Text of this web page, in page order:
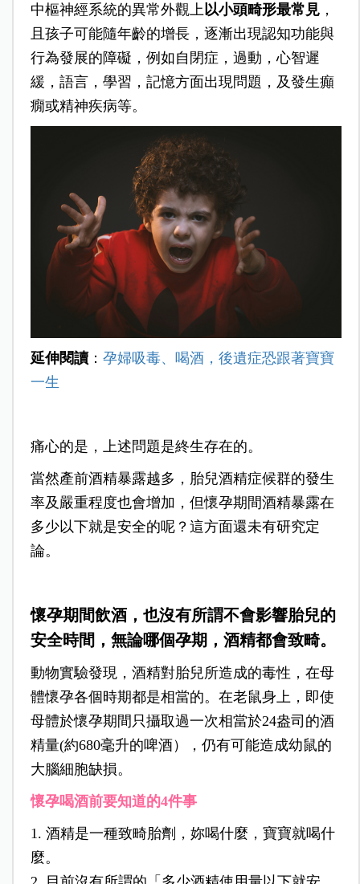
中樞神經系統的異常外觀上以小頭畸形最常見，
且孩子可能隨年齡的增長，逐漸出現認知功能與
行為發展的障礙，例如自閉症，過動，心智遲
緩，語言，學習，記憶方面出現問題，及發生癲
癇或精神疾病等。
延伸閱讀： 孕婦吸毒、喝酒，後遺症恐跟著寶寶
一生
痛心的是，上述問題是終生存在的。
當然產前酒精暴露越多，胎兒酒精症候群的發生
率及嚴重程度也會增加，但懷孕期間酒精暴露在
多少以下就是安全的呢？這方面還未有研究定
論。
懷孕期間飲酒，也沒有所謂不會影響胎兒的
安全時間，無論哪個孕期，酒精都會致畸。
動物實驗發現，酒精對胎兒所造成的毒性，在母
體懷孕各個時期都是相當的。在老鼠身上，即使
母體於懷孕期間只攝取過一次相當於24盎司的酒
精量(約680毫升的啤酒），仍有可能造成幼鼠的
大腦細胞缺損。
懷孕喝酒前要知道的4件事
1. 酒精是一種致畸胎劑，妳喝什麼，寶寶就喝什
麼。